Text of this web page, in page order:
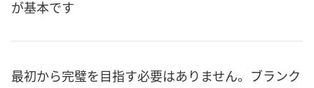
が基本です
最初から完璧を目指す必要はありません。ブランク